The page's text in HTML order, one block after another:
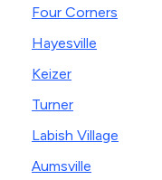
Four Corners
Hayesville
Keizer
Turner
Labish Village
Aumsville